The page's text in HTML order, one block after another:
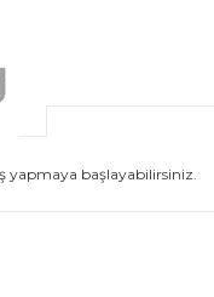
yapmaya başlayabilirsiniz.